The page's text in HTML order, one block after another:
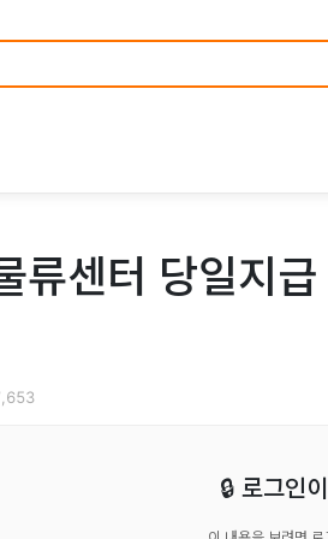
류센터 당일지
🔒 로그인